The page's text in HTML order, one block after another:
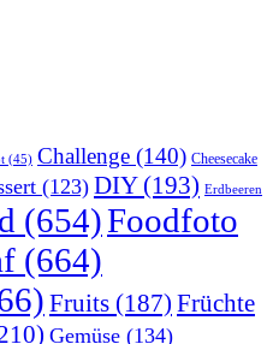
(45) Challenge (140) Cheesecake
(123) DIY(193) Erdbeeren
(654)Foodfoto
(664)
Fruits (187) Früchte
Gemüse (134)